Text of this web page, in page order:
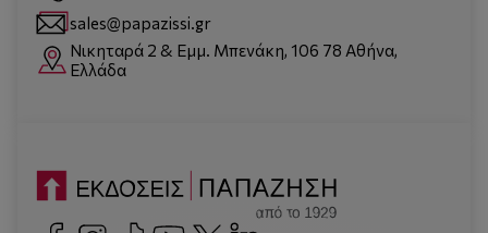
sales@papazissi.gr
Νικηταρά 2 & Εμμ. Μπενάκη, 106 78 Αθήνα,
Ελλάδα